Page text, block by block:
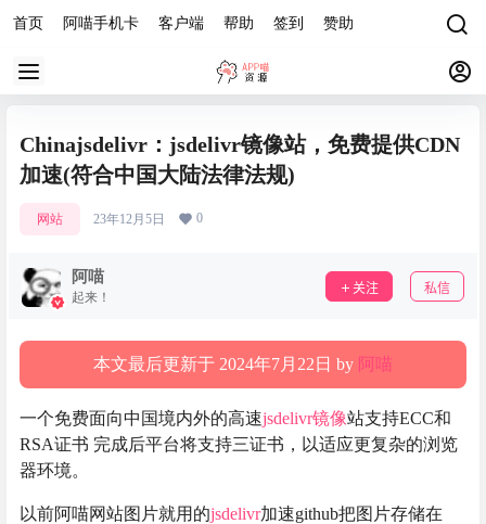
首页 阿喵手机卡 客户端 帮助 签到 赞助
Chinajsdelivr：jsdelivr镜像站，免费提供CDN
加速(符合中国大陆法律法规)
网站 23年12月5日 0
阿喵
起来！
关注 私信
本文最后更新于 2024年7月22日 by 阿喵
一个免费面向中国境内外的高速jsdelivr镜像站支持ECC和
RSA证书 完成后平台将支持三证书，以适应更复杂的浏览
器环境。
以前阿喵网站图片就用的jsdelivr加速github把图片存储在